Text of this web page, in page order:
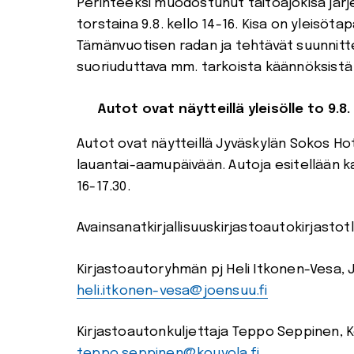
Perinteeksi muodostunut taitoajokisa
torstaina 9.8. kello 14-16. Kisa on
Tämänvuotisen radan ja tehtävät
suoriuduttava mm. tarkoista
Autot ovat näytteillä yleisölle to 9.8.
Autot ovat näytteillä Jyväskylän Sokos
lauantai-aamupäivään. Autoja esitellään
16-17.30.
Kirjastoautoryhmän pj Heli Itkonen-Vesa,
heli.itkonen-vesa@joensuu.fi
Kirjastoautonkuljettaja Teppo Seppinen,